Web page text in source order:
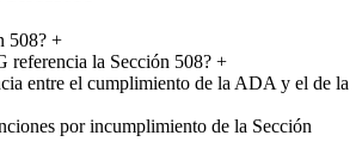
508? +
referencia la Sección 508? +
entre el cumplimiento de la ADA y el de la
por incumplimiento de la Sección